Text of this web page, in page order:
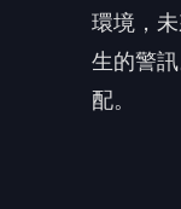
環境，
生的警
配。